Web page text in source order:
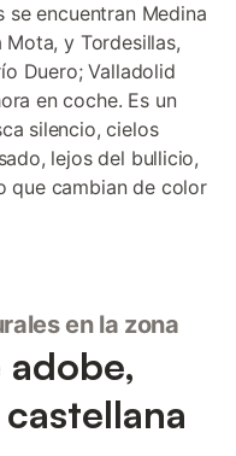
encuentran Medina
y Tordesillas,
Duero; Valladolid
en coche. Es un
silencio, cielos
lejos del bullicio,
que cambian de color
en la zona